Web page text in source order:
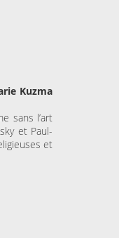
Kuzma
sans l’art
et Paul-
et